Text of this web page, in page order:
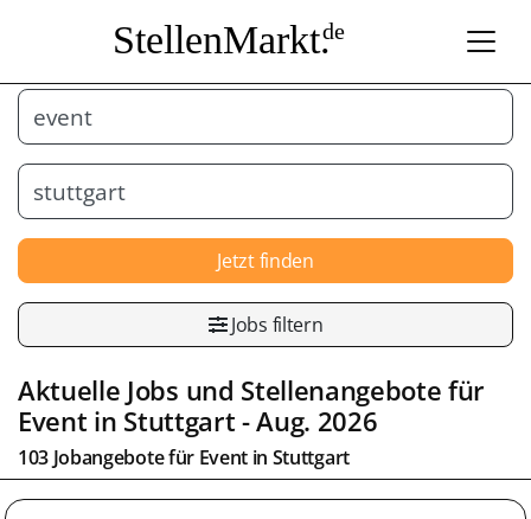
StellenMarkt.de
Jetzt finden
Jobs filtern
Aktuelle Jobs und Stellenangebote für
Event in Stuttgart- Aug. 2026
103 Jobangebote für Event in Stuttgart